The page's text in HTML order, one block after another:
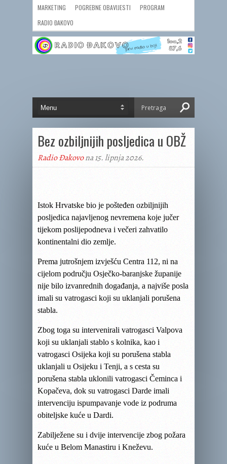
MARKETING POGREBNE OBAVIJESTI
PROGRAM
RADIO ĐAKOVO
Bez ozbiljnijih posljedica u OBŽ
Radio Đakovona 15. lipnja 2026.
Istok Hrvatske bio je pošteđen ozbiljnijih
posljedica najavljenog nevremena koje jučer
tijekom poslijepodneva i večeri zahvatilo
kontinentalni dio zemlje.
Prema jutrošnjem izvješću Centra 112, ni na
cijelom području Osječko-baranjske županije
nije bilo izvanrednih događanja, a najviše posla
imali su vatrogasci koji su uklanjali porušena
stabla.
Zbog toga su intervenirali vatrogasci Valpova
koji su uklanjali stablo s kolnika, kao i
vatrogasci Osijeka koji su porušena stabla
uklanjali u Osijeku i Tenji, a s cesta su
porušena stabla uklonili vatrogasci Čeminca i
Kopačeva, dok su vatrogasci Darde imali
intervenciju ispumpavanje vode iz podruma
obiteljske kuće u Dardi.
Zabilježene su i dvije intervencije zbog požara
kuće u Belom Manastiru i Kneževu.